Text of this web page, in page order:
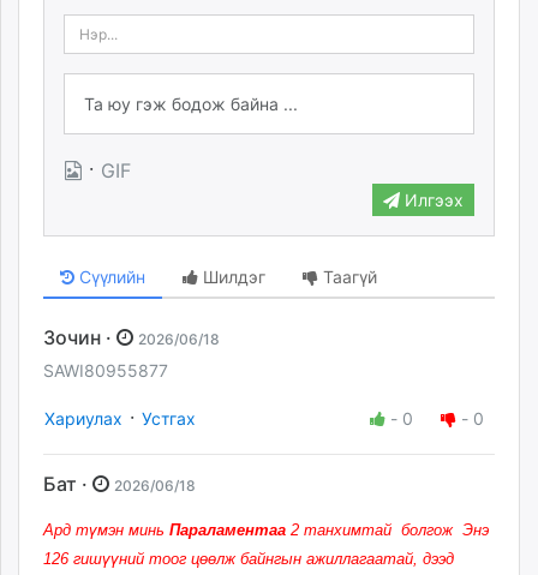
· GIF
Илгээх
Сүүлийн Шилдэг Таагүй
Зочин · 2026/06/18
SAWI80955877
Хариулах · Устгах - 0 - 0
Бат · 2026/06/18
Ард түмэн минь Параламентаа 2 танхимтай болгож Энэ
126 гишүүний тоог цөөлж байнгын ажиллагаатай, дээд